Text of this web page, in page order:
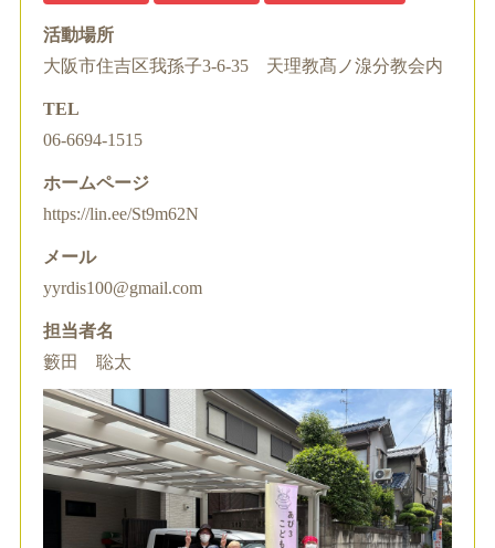
活動場所
大阪市住吉区我孫子3-6-35 天理教髙ノ湶分教会内
TEL
06-6694-1515
ホームページ
https://lin.ee/St9m62N
メール
yyrdis100@gmail.com
担当者名
籔田 聡太